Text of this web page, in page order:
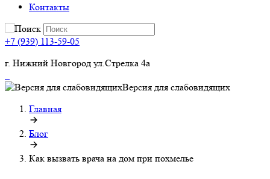
Контакты
+7 (939) 113-59-05
г. Нижний Новгород ул.Стрелка 4а
Версия для слабовидящих
Главная
Блог
Как вызвать врача на дом при похмелье